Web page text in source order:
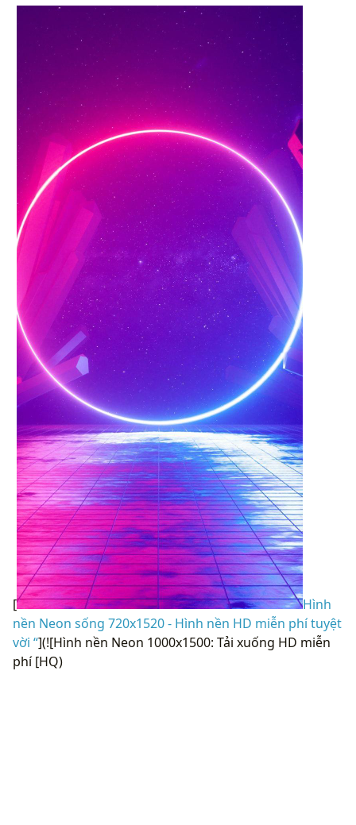
[
Hình
nền Neon sống 720x1520 - Hình nền HD miễn phí tuyệt
vời “](![Hình nền Neon 1000x1500: Tải xuống HD miễn
phí [HQ)